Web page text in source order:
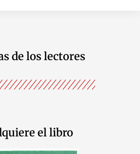
de los lectores
el libro